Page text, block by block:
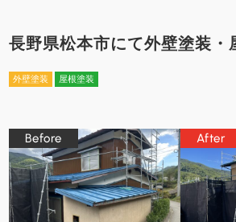
長野県松本市にて外壁塗装・
外壁塗装 屋根塗装